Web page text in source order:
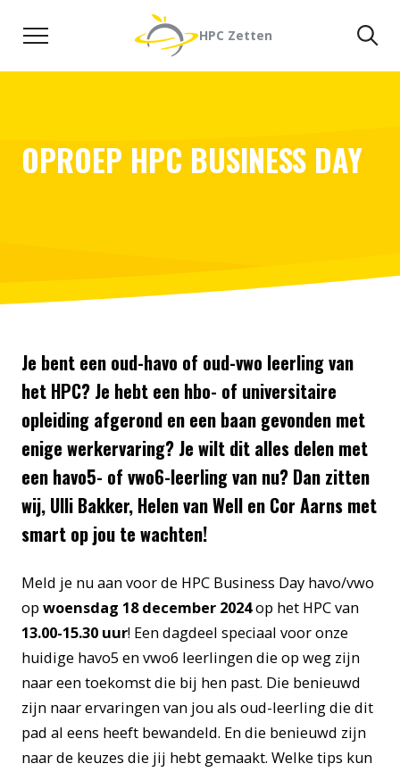
HPC Zetten
OPROEP HPC BUSINESS DAY
Je bent een oud-havo of oud-vwo leerling van
het HPC? Je hebt een hbo- of universitaire
opleiding afgerond en een baan gevonden met
enige werkervaring? Je wilt dit alles delen met
een havo5- of vwo6-leerling van nu? Dan zitten
wij, Ulli Bakker, Helen van Well en Cor Aarns met
smart op jou te wachten!
Meld je nu aan voor de HPC Business Day havo/vwo
op woensdag 18 december 2024op het HPC van
13.00-15.30 uur! Een dagdeel speciaal voor onze
huidige havo5 en vwo6 leerlingen die op weg zijn
naar een toekomst die bij hen past. Die benieuwd
zijn naar ervaringen van jou als oud-leerling die dit
pad al eens heeft bewandeld. En die benieuwd zijn
naar de keuzes die jij hebt gemaakt. Welke tips kun